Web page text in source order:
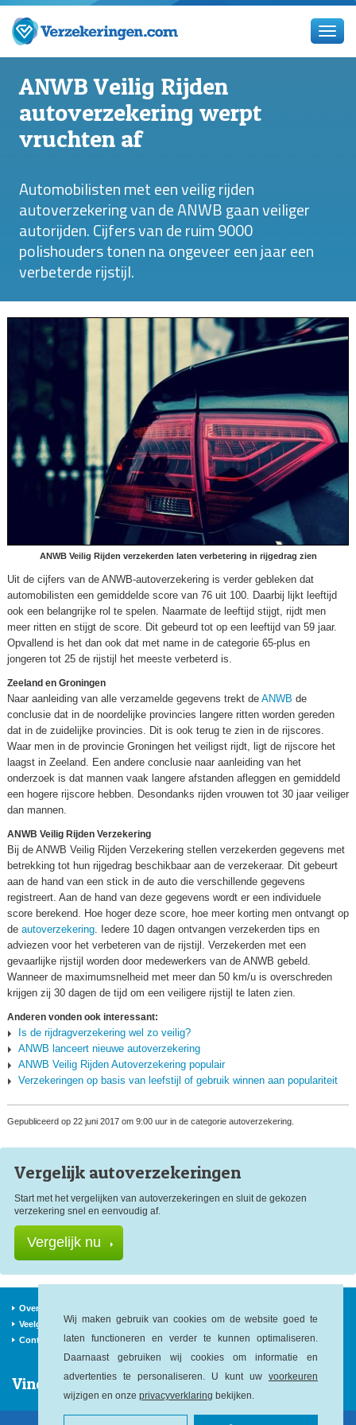
Wij maken gebruik van cookies om de website goed te
laten functioneren en verder te kunnen optimaliseren.
Daarnaast gebruiken wij cookies om informatie en
advertenties te personaliseren. U kunt uw voorkeuren
wijzigen en onze privacyverklaring bekijken.
ANWB Veilig Rijden
autoverzekering werpt
vruchten af
Automobilisten met een veilig rijden
autoverzekering van de ANWB gaan veiliger
autorijden. Cijfers van de ruim 9000
polishouders tonen na ongeveer een jaar een
verbeterde rijstijl.
ANWB Veilig Rijden verzekerden laten verbetering in rijgedrag zien
Uit de cijfers van de ANWB-autoverzekering is verder gebleken dat
automobilisten een gemiddelde score van 76 uit 100. Daarbij lijkt leeftijd
ook een belangrijke rol te spelen. Naarmate de leeftijd stijgt, rijdt men
meer ritten en stijgt de score. Dit gebeurd tot op een leeftijd van 59 jaar.
Opvallend is het dan ook dat met name in de categorie 65-plus en
jongeren tot 25 de rijstijl het meeste verbeterd is.
Zeeland en Groningen
Naar aanleiding van alle verzamelde gegevens trekt de ANWB de
conclusie dat in de noordelijke provincies langere ritten worden gereden
dat in de zuidelijke provincies. Dit is ook terug te zien in de rijscores.
Waar men in de provincie Groningen het veiligst rijdt, ligt de rijscore het
laagst in Zeeland. Een andere conclusie naar aanleiding van het
onderzoek is dat mannen vaak langere afstanden afleggen en gemiddeld
een hogere rijscore hebben. Desondanks rijden vrouwen tot 30 jaar veiliger
dan mannen.
ANWB Veilig Rijden Verzekering
Bij de ANWB Veilig Rijden Verzekering stellen verzekerden gegevens met
betrekking tot hun rijgedrag beschikbaar aan de verzekeraar. Dit gebeurt
aan de hand van een stick in de auto die verschillende gegevens
registreert. Aan de hand van deze gegevens wordt er een individuele
score berekend. Hoe hoger deze score, hoe meer korting men ontvangt op
de autoverzekering . Iedere 10 dagen ontvangen verzekerden tips en
adviezen voor het verbeteren van de rijstijl. Verzekerden met een
gevaarlijke rijstijl worden door medewerkers van de ANWB gebeld.
Wanneer de maximumsnelheid met meer dan 50 km/u is overschreden
krijgen zij 30 dagen de tijd om een veiligere rijstijl te laten zien.
Anderen vonden ook interessant:
Is de rijdragverzekering wel zo veilig?
ANWB lanceert nieuwe autoverzekering
ANWB Veilig Rijden Autoverzekering populair
Verzekeringen op basis van leefstijl of gebruik winnen aan populariteit
Gepubliceerd op 22 juni 2017 om 9:00 uur in de categorie autoverzekering.
Vergelijk autoverzekeringen
Start met het vergelijken van autoverzekeringen en sluit de gekozen
verzekering snel en eenvoudig af.
Vergelijk nu
Over ons
Veelgestelde vragen
Begrippen
Sitemap
Contact
Vind ons op: